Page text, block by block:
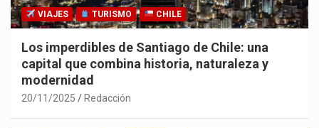
VIAJES TURISMO CHILE
Los imperdibles de Santiago de Chile: una
capital que combina historia, naturaleza y
modernidad
20/11/2025 Redacción